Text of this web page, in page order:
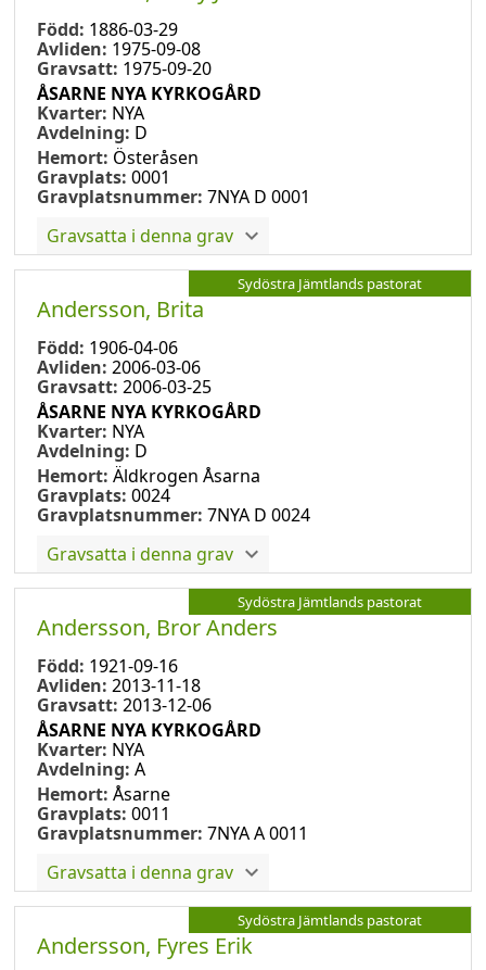
Född: 1886-03-29
Avliden: 1975-09-08
Gravsatt: 1975-09-20
ÅSARNE NYA KYRKOGÅRD
Kvarter: NYA
Avdelning: D
Hemort: Österåsen
Gravplats: 0001
Gravplatsnummer: 7NYA D 0001
Gravsatta i denna grav
Sydöstra Jämtlands pastorat
Andersson, Brita
Född: 1906-04-06
Avliden: 2006-03-06
Gravsatt: 2006-03-25
ÅSARNE NYA KYRKOGÅRD
Kvarter: NYA
Avdelning: D
Hemort: Äldkrogen Åsarna
Gravplats: 0024
Gravplatsnummer: 7NYA D 0024
Gravsatta i denna grav
Sydöstra Jämtlands pastorat
Andersson, Bror Anders
Född: 1921-09-16
Avliden: 2013-11-18
Gravsatt: 2013-12-06
ÅSARNE NYA KYRKOGÅRD
Kvarter: NYA
Avdelning: A
Hemort: Åsarne
Gravplats: 0011
Gravplatsnummer: 7NYA A 0011
Gravsatta i denna grav
Sydöstra Jämtlands pastorat
Andersson, Fyres Erik